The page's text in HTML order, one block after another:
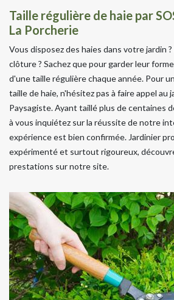
Taille régulière de haie par
La Porcherie
Vous disposez des haies dans votre jardin
clôture ? Sachez que pour garder leur
d'une taille régulière chaque année. Pour
taille de haie, n'hésitez pas à faire appel au
Paysagiste. Ayant taillé plus de centaines
à vous inquiétez sur la réussite de notre
expérience est bien confirmée. Jardinier
expérimenté et surtout rigoureux,
prestations sur notre site.